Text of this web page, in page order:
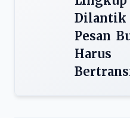
Dilantik
Pesan